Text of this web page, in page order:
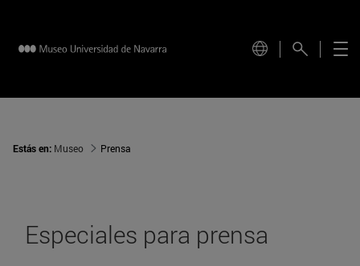
Estás en: Museo Prensa
Especiales para prensa